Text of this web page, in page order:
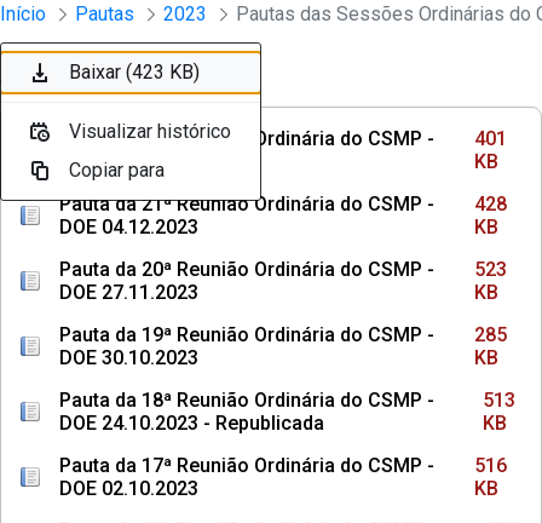
Pular para o Conteúdo principal
Sessões e Reuniões - Documentos
Início Pautas 2023
Ordenar Filtro
Pauta da 22ª Reunião Ordinária do CSMP -
DOE 18.12.2023
401
KB
Pauta da 21ª Reunião Ordinária do CSMP -
DOE 04.12.2023
428
KB
Pauta da 20ª Reunião Ordinária do CSMP -
DOE 27.11.2023
523
KB
Pauta da 19ª Reunião Ordinária do CSMP -
DOE 30.10.2023
285
KB
Pauta da 18ª Reunião Ordinária do CSMP -
DOE 24.10.2023 - Republicada
513
KB
Pauta da 17ª Reunião Ordinária do CSMP -
DOE 02.10.2023
516
KB
Baixar (401 KB)
Visualizar histórico
Copiar para
Baixar (428 KB)
Visualizar histórico
Copiar para
Baixar (523 KB)
Visualizar histórico
Copiar para
Baixar (285 KB)
Visualizar histórico
Copiar para
Baixar (513 KB)
Visualizar histórico
Copiar para
Baixar (516 KB)
Visualizar histórico
Copiar para
Baixar (136 KB)
Visualizar histórico
Copiar para
Baixar (107 KB)
Visualizar histórico
Copiar para
Baixar (463 KB)
Visualizar histórico
Copiar para
Baixar (423 KB)
Visualizar histórico
Copiar para